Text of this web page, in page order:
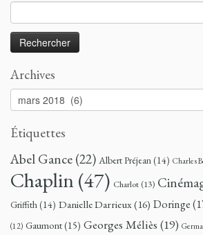
Archives
Archives
Étiquettes
Abel Gance(22) Albert Préjean(14) Charles
Chaplin(47) Charlot (13)
Griffith(14) Danielle Darrieux(16) Doringe
(12) Gaumont(15) Georges Méliès (19)